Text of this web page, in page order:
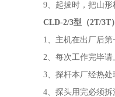
9、起拔时，把山
CLD-2/3型（2T/3T
1、主机在出厂后
2、每次工作完毕
3、探杆本厂经热
4、探头用完必须拆